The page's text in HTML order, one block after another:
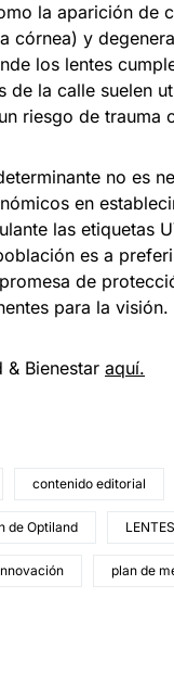
la aparición de
córnea) y
los lentes
de la calle suelen
riesgo de
no es
en
las etiquetas
es a
de
para la visión.
& Bienestar aquí.
contenido editorial
de Optiland
plan de